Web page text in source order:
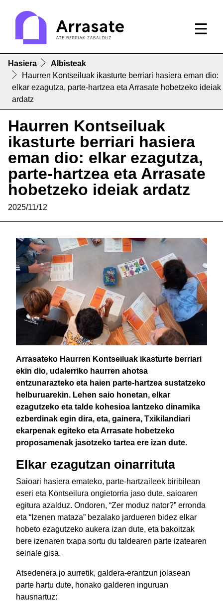
Hasiera
Albisteak
Haurren Kontseiluak ikasturte berriari hasiera eman dio:
elkar ezagutza, parte-hartzea eta Arrasate hobetzeko ideiak
ardatz
Haurren Kontseiluak
ikasturte berriari hasiera
eman dio: elkar ezagutza,
parte-hartzea eta Arrasate
hobetzeko ideiak ardatz
2025/11/12
Arrasateko Haurren Kontseiluak ikasturte berriari
ekin dio, udalerriko haurren ahotsa
entzunarazteko eta haien parte-hartzea sustatzeko
helburuarekin. Lehen saio honetan, elkar
ezagutzeko eta talde kohesioa lantzeko dinamika
ezberdinak egin dira, eta, gainera, Txikilandiari
ekarpenak egiteko eta Arrasate hobetzeko
proposamenak jasotzeko tartea ere izan dute.
Elkar ezagutzan oinarrituta
Saioari hasiera emateko, parte-hartzaileek biribilean
eseri eta Kontseilura ongietorria jaso dute, saioaren
egitura azalduz. Ondoren, “Zer moduz nator?” erronda
eta “Izenen mataza” bezalako jardueren bidez elkar
hobeto ezagutzeko aukera izan dute, eta bakoitzak
bere izenaren txapa sortu du taldearen parte izatearen
seinale gisa.
Atsedenera jo aurretik, galdera-erantzun jolasean
parte hartu dute, honako galderen inguruan
hausnartuz: